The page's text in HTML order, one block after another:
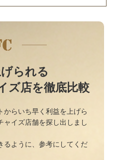
られる
ズ店を徹底比較
からいち早く利益を上げら
ャイズ店舗を探し出しまし
るように、参考にしてくだ